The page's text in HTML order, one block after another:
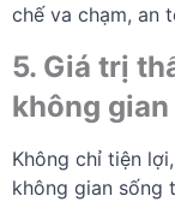
chế va chạm, an
5. Giá trị
không
Không chỉ tiện
không gian sống